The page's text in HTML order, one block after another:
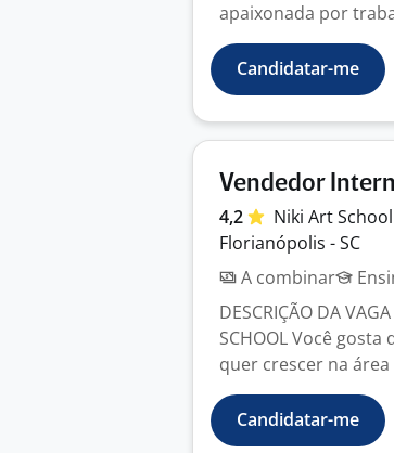
apaixonada por
Candidatar-me
Vendedor
4,2 Niki ArtSchool
Florianópolis - SC
A combinar
DESCRIÇÃO DA
SCHOOL Você
quer crescer na área
Candidatar-me